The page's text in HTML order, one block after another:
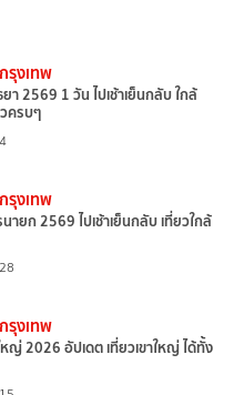
รุงเทพ
า 2569 1 วัน ไปเช้าเย็นกลับ ใกล้
ครบๆ
4
รุงเทพ
ายก 2569 ไปเช้าเย็นกลับ เที่ยวใกล้
28
รุงเทพ
หญ่ 2026 อัปเดต เที่ยวเขาใหญ่ ได้ทั้ง